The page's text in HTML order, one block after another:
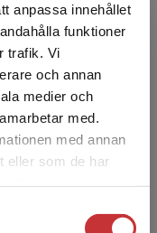
anpassa innehållet
funktioner
trafik. Vi
och annan
medier och
med.
med annan
eller som de har
utanför Sverige.
Sverige. För